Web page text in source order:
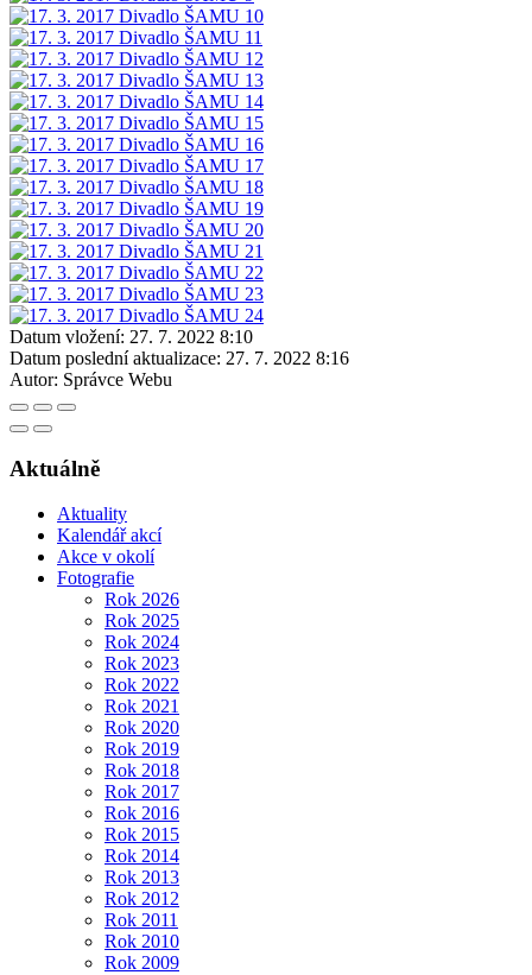
Datum vložení: 27. 7. 2022 8:10
Datum poslední aktualizace: 27. 7. 2022 8:16
Autor: Správce Webu
Aktuálně
Aktuality
Kalendář akcí
Akce v okolí
Fotografie
Rok 2026
Rok 2025
Rok 2024
Rok 2023
Rok 2022
Rok 2021
Rok 2020
Rok 2019
Rok 2018
Rok 2017
Rok 2016
Rok 2015
Rok 2014
Rok 2013
Rok 2012
Rok 2011
Rok 2010
Rok 2009